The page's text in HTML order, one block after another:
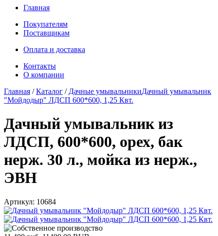
Главная
Покупателям
Поставщикам
Оплата и доставка
Контакты
О компании
Главная /Каталог / Дачные умывальникиДачный умывальник
"Мойдодыр" ЛДСП 600*600, 1,25 Квт.
Дачный умывальник из
ЛДСП, 600*600, орех, бак
нерж. 30 л., мойка из нерж.,
ЭВН
Артикул: 10684